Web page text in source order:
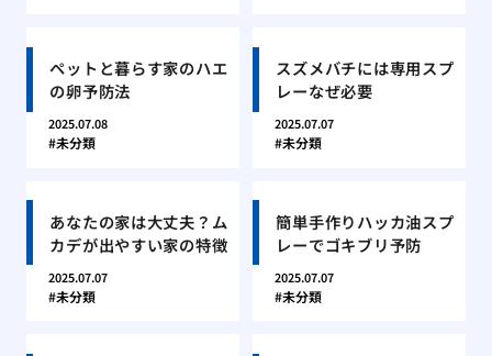
ペットと暮らす家のハエ
の卵予防法
2025.07.08
未分類
スズメバチには専用スプ
レーなぜ必要
2025.07.07
未分類
あなたの家は大丈夫？ム
カデが出やすい家の特徴
2025.07.07
未分類
簡単手作りハッカ油スプ
レーでゴキブリ予防
2025.07.07
未分類